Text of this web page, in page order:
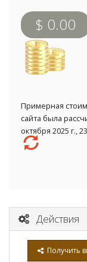
$ 0.00
Примерная
сайта была
октября 2025 г.,
Действия
Получить